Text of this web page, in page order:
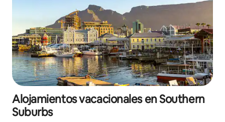
Alojamientos vacacionales en Southern
Suburbs